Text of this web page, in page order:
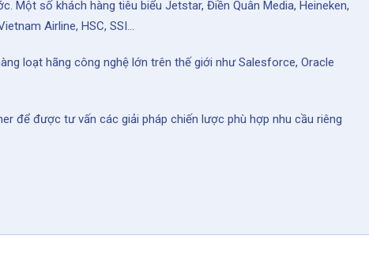
Một số khách hàng tiêu biểu Jetstar, Điền Quân Media, Heineken,
Airline, HSC, SSI...
loạt hãng công nghệ lớn trên thế giới như Salesforce, Oracle
để được tư vấn các giải pháp chiến lược phù hợp nhu cầu riêng